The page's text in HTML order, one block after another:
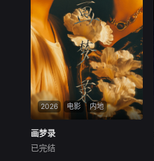
生，不慎弄丢社团钱款，遭黑
帮全城追杀。走投无路的唐月
玲与丧坤打算抢夺黑帮钱财，
行动失败偶遇李国荣，行车记
录仪拍下二人图谋。李国荣顺
势提议联手打劫押款车，计划
借大坑舞火龙盛典人流管制实
施行动，三人在煎熬中达成共
识。行动当晚局势彻底失控：
追杀丧坤的黑帮、全副武装的
人形成三方混战。三人不忍伤
及无辜，驾车转
2026 电影 内地
画梦录
代露娃
画梦录
已完结